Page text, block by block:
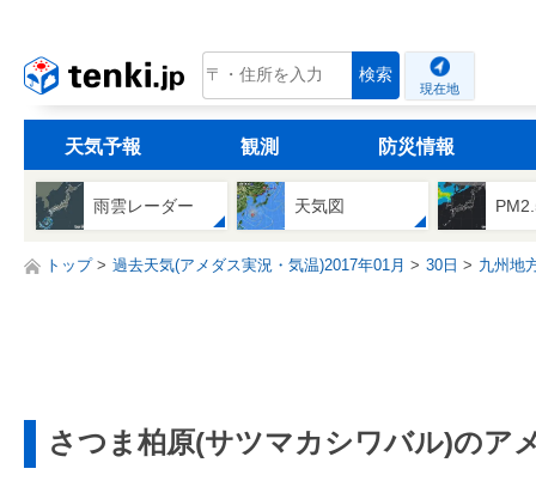
tenki.jp 検索
現在地
天気予報 観測 防災情報
雨雲レーダー 天気図
トップ 過去天気(アメダス実況・気温)2017年01月 30日 九州地
さつま柏原(サツマカシワバル)のア